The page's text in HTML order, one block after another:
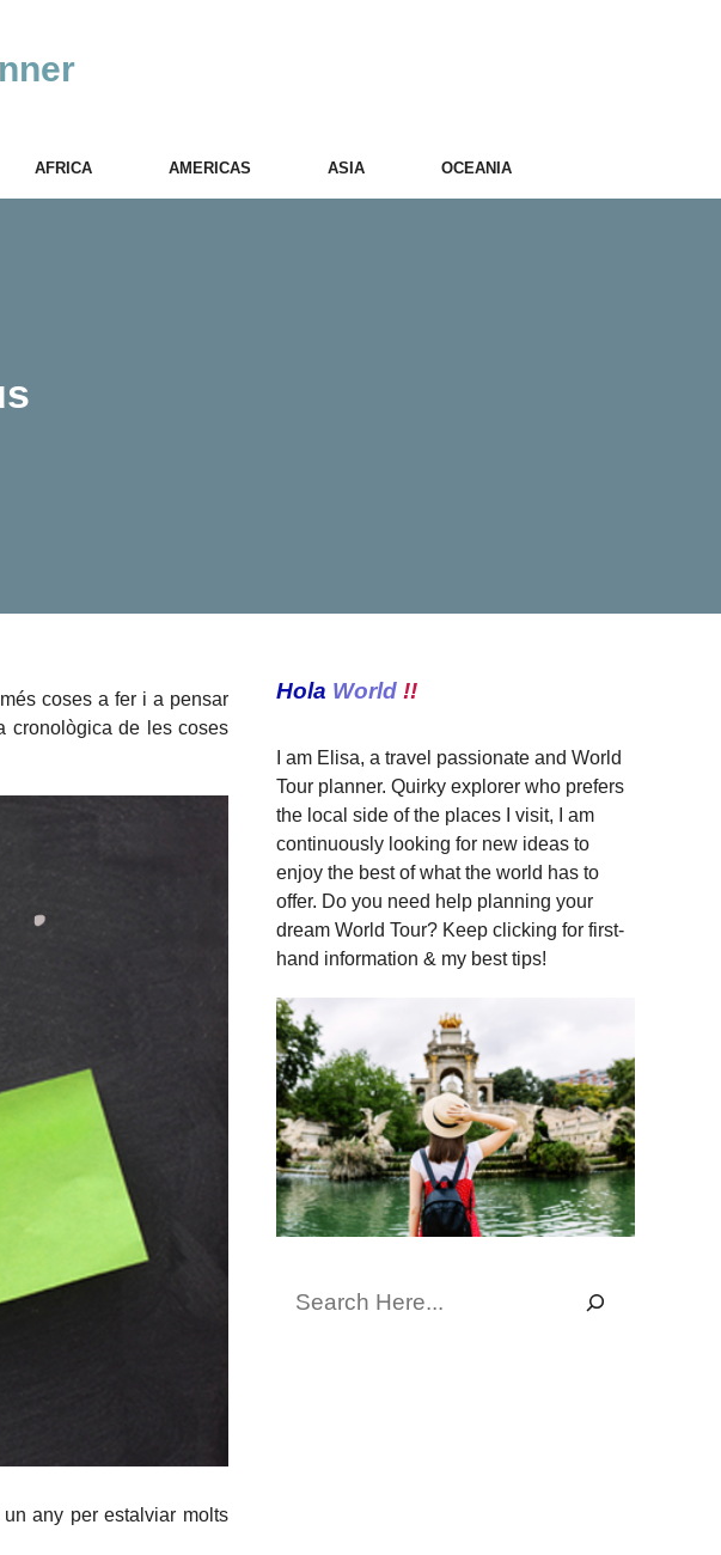
AFRICA AMERICAS ASIA OCEANIA
coses a fer i a pensar
cronològica de les coses
any per estalviar molts
Hola World !!
I am Elisa, a travel passionate and World
Tour planner. Quirky explorer who prefers
the local side of the places I visit, I am
continuously looking for new ideas to
enjoy the best of what the world has to
offer. Do you need help planning your
dream World Tour? Keep clicking for first-
hand information & my best tips!
Search